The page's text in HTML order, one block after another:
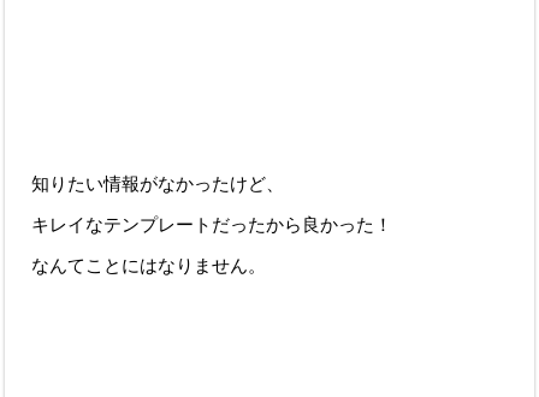
知りたい情報がなかったけど、
キレイなテンプレートだったから良かった！
なんてことにはなりません。